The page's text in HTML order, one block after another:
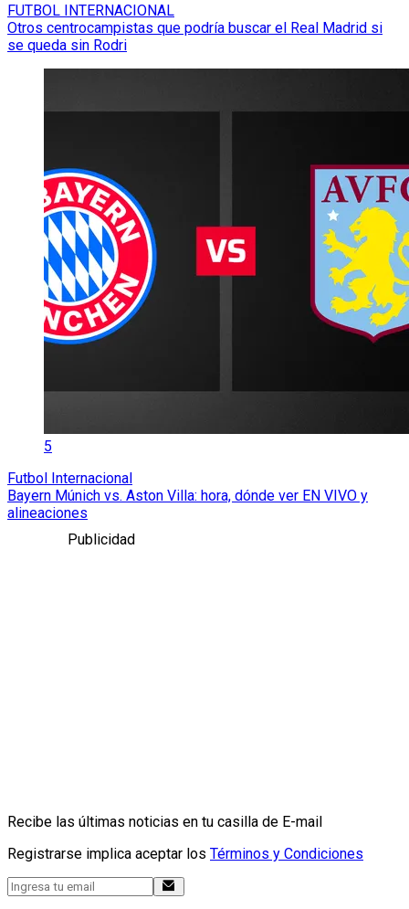
FUTBOL INTERNACIONAL
Otros centrocampistas que podría buscar el Real Madrid si
se queda sin Rodri
5
Futbol Internacional
Bayern Múnich vs. Aston Villa: hora, dónde ver EN VIVO y
alineaciones
Publicidad
Recibe las últimas noticias en tu casilla de E-mail
Registrarse implica aceptar los Términos y Condiciones